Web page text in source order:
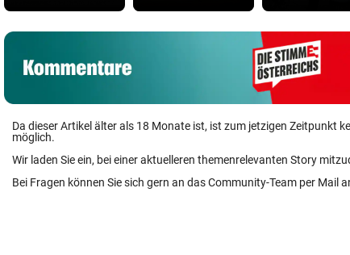
Da dieser Artikel älter als 18 Monate ist, ist zum jetzigen Zeitpunkt
möglich.
Wir laden Sie ein, bei einer aktuelleren themenrelevanten Story
Bei Fragen können Sie sich gern an das Community-Team per Mail